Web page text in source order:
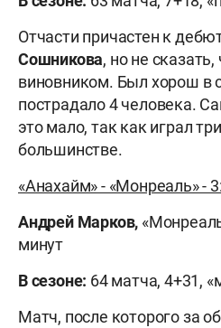
Отчасти причастен к
Сошникова, но не
виновником. Был хорош в
пострадало 4 человека.
это мало, так как играл
большинстве.
«Анахайм» - «Монреаль» -
Андрей Марков,
минут
В сезоне: 64 матча, 4+31,
Матч, после которого за